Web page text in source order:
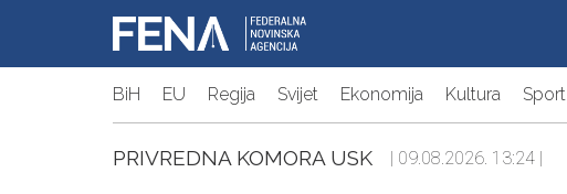
BiH EU Regija Svijet Ekonomija Kultura Sport
PRIVREDNA KOMORA USK | 09.08.2026. 13:24 |